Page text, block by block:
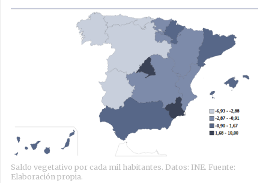
Saldo vegetativo por cada mil habitantes. Datos: INE. Fuente:
Elaboración propia.